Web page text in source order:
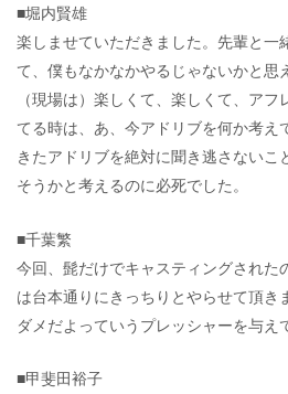
■堀内賢雄
楽しませていただきました。先輩と一
て、僕もなかなかやるじゃないかと思
（現場は）楽しくて、楽しくて、ア
てる時は、あ、今アドリブを何か考
きたアドリブを絶対に聞き逃さないこ
そうかと考えるのに必死でした。
■千葉繁
今回、髭だけでキャスティングされた
は台本通りにきっちりとやらせて頂き
ダメだよっていうプレッシャーを与え
■甲斐田裕子